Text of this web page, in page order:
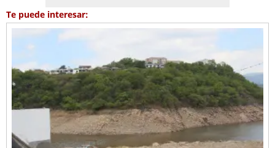
Te puede interesar: